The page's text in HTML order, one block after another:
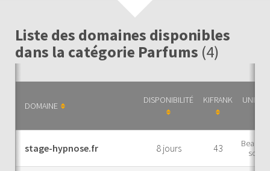
Liste des domaines disponibles
dans la catégorie Parfums (4)
DOMAINE
DISPONIBILITÉ KIFRANK
stage-hypnose.fr 8 jours 43
Beauté
soins